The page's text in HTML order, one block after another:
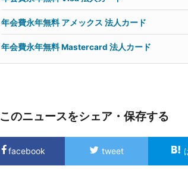
年会費永年無料 アメックス 法人カード
年会費永年無料 Mastercard 法人カード
このニュースをシェア・保存する
facebook tweet